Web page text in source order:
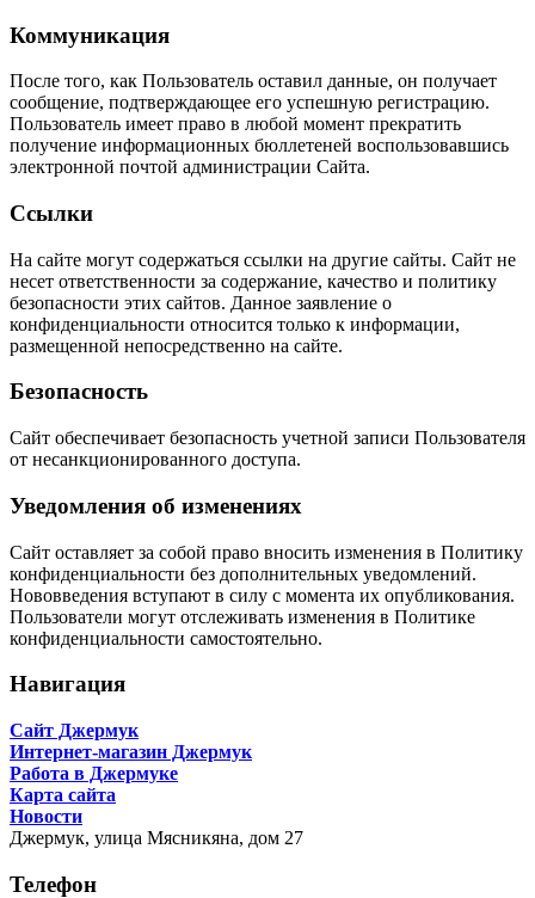
Коммуникация
После того, как Пользователь оставил данные, он получает
сообщение, подтверждающее его успешную регистрацию.
Пользователь имеет право в любой момент прекратить
получение информационных бюллетеней воспользовавшись
электронной почтой администрации Сайта.
Ссылки
На сайте могут содержаться ссылки на другие сайты. Сайт не
несет ответственности за содержание, качество и политику
безопасности этих сайтов. Данное заявление о
конфиденциальности относится только к информации,
размещенной непосредственно на сайте.
Безопасность
Сайт обеспечивает безопасность учетной записи Пользователя
от несанкционированного доступа.
Уведомления об изменениях
Сайт оставляет за собой право вносить изменения в Политику
конфиденциальности без дополнительных уведомлений.
Нововведения вступают в силу с момента их опубликования.
Пользователи могут отслеживать изменения в Политике
конфиденциальности самостоятельно.
Навигация
Сайт Джермук
Интернет-магазин Джермук
Работа в Джермуке
Карта сайта
Новости
Джермук, улица Мясникяна, дом 27
Телефон